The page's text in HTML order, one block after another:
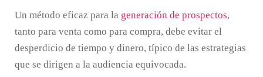
Un método eficaz para la generación de prospectos,
tanto para venta como para compra, debe evitar el
desperdicio de tiempo y dinero, típico de las estrategias
que se dirigen a la audiencia equivocada.